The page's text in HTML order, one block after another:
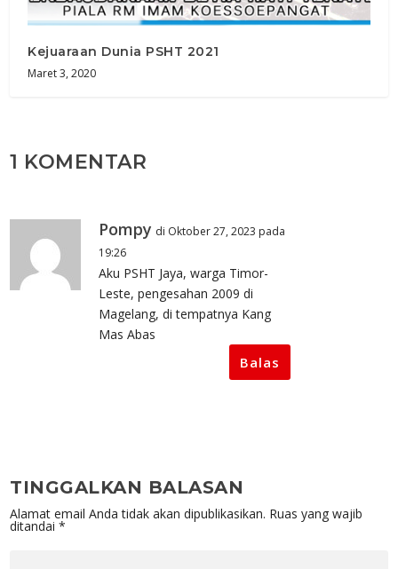
Kejuaraan Dunia PSHT 2021
Maret 3, 2020
1 KOMENTAR
Pompy di Oktober 27, 2023 pada
19:26
Aku PSHT Jaya, warga Timor-
Leste, pengesahan 2009 di
Magelang, di tempatnya Kang
Mas Abas
Balas
TINGGALKAN BALASAN
Alamat email Anda tidak akan dipublikasikan. Ruas yang wajib
ditandai*